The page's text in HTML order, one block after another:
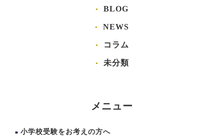
BLOG
NEWS
コラム
未分類
メニュー
小学校受験をお考えの方へ